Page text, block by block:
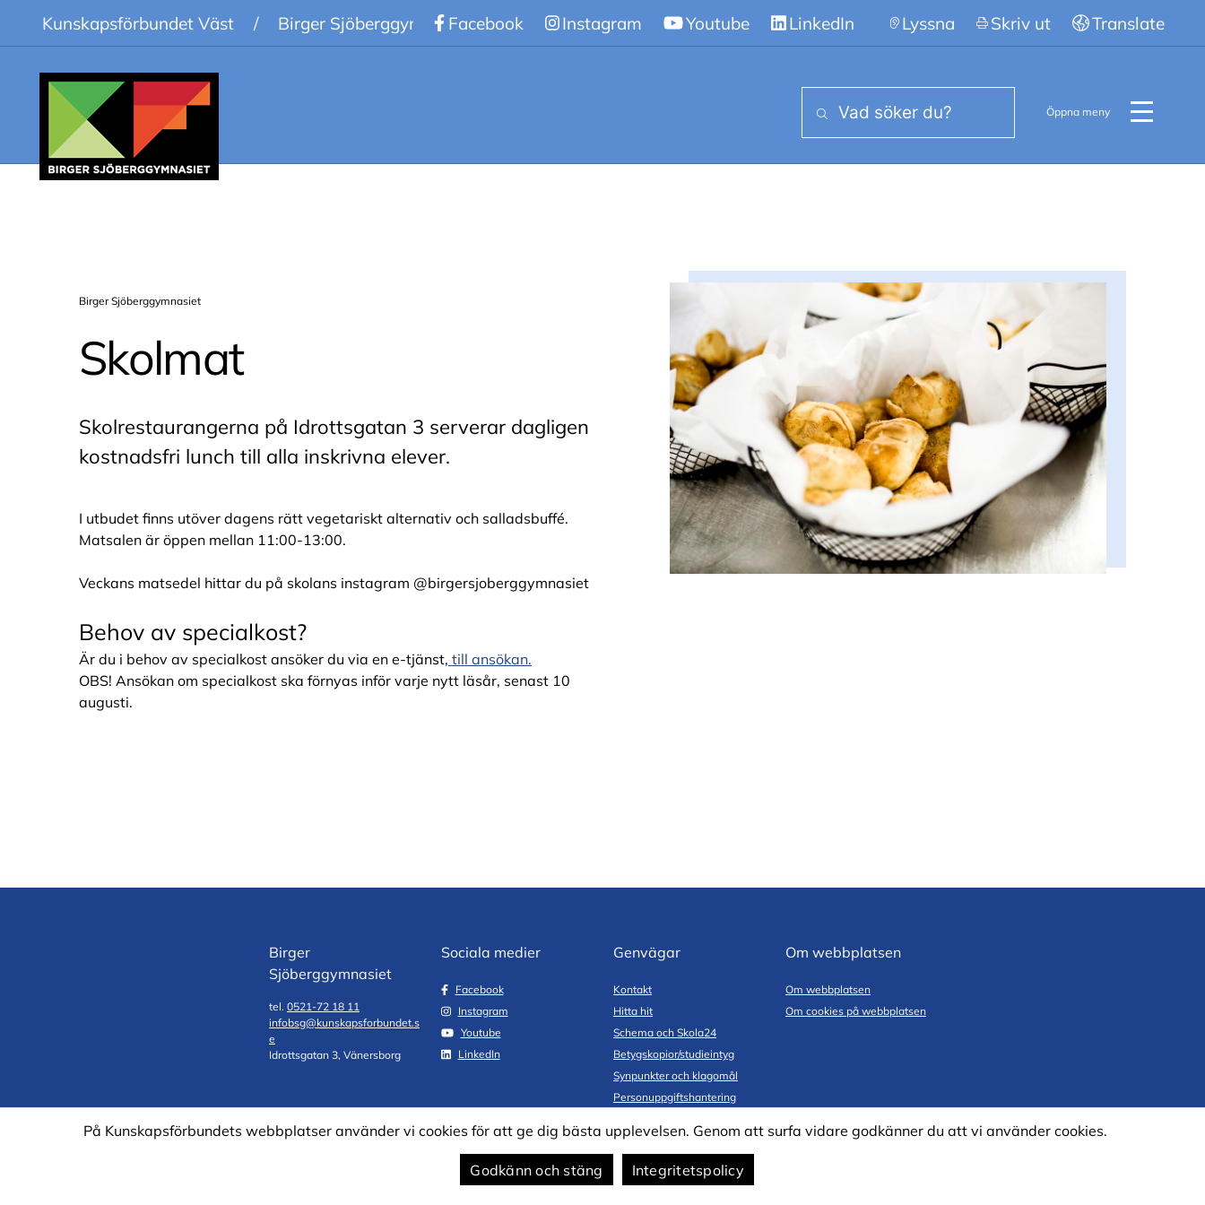
Kunskapsförbundet Väst / Birger Sjöberggymnasiet / Skolmat
Facebook Instagram Youtube LinkedIn Lyssna Skriv ut Translate
Öppna meny
Birger Sjöberggymnasiet
Skolmat
Skolrestaurangerna på Idrottsgatan 3 serverar dagligen
kostnadsfri lunch till alla inskrivna elever.
I utbudet finns utöver dagens rätt vegetariskt alternativ och salladsbuffé.
Matsalen är öppen mellan 11:00-13:00.
Veckans matsedel hittar du på skolans instagram @birgersjoberggymnasiet
Behov av specialkost?
Är du i behov av specialkost ansöker du via en e-tjänst, till ansökan.
OBS! Ansökan om specialkost ska förnyas inför varje nytt läsår, senast 10
augusti.
Birger
Sjöberggymnasiet
tel. 0521-72 18 11
infobsg@kunskapsforbundet.s
e
Idrottsgatan 3, Vänersborg
Sociala medier
Facebook
Instagram
Youtube
LinkedIn
Genvägar
Kontakt
Hitta hit
Schema och Skola24
Betygskopior/studieintyg
Synpunkter och klagomål
Personuppgiftshantering
Om webbplatsen
Om webbplatsen
Om cookies på webbplatsen
På Kunskapsförbundets webbplatser använder vi cookies för att ge dig bästa upplevelsen. Genom att surfa vidare godkänner du att vi använder cookies.
Godkänn och stäng Integritetspolicy